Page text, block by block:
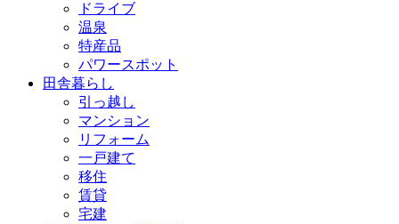
ドライブ
温泉
特産品
パワースポット
田舎暮らし
引っ越し
マンション
リフォーム
一戸建て
移住
賃貸
宅建